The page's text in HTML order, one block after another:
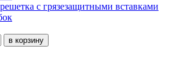
с грязезащитными вставками